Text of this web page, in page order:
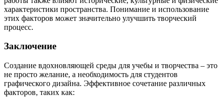
характеристики пространства. Понимание и использование
этих факторов может значительно улучшить творческий
процесс.
Заключение
Создание вдохновляющей среды для учебы и творчества – это
не просто желание, а необходимость для студентов
графического дизайна. Эффективное сочетание различных
факторов, таких как: